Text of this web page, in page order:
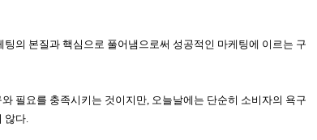
의 본질과 핵심으로 풀어냄으로써 성공적인 마케팅에 이르는 구
필요를 충족시키는 것이지만, 오늘날에는 단순히 소비자의 욕구
않다.